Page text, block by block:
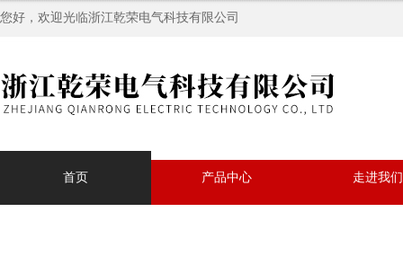
您好，欢迎光临浙江乾荣电气科技有限公司
首页 产品中心 走进我们